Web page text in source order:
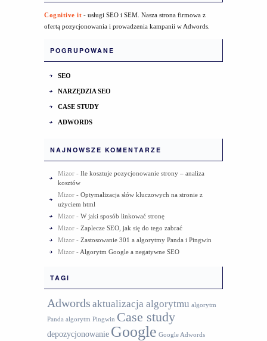
Cognitive it - usługi SEO i SEM. Nasza strona firmowa z
ofertą pozycjonowania i prowadzenia kampanii w Adwords.
POGRUPOWANE
SEO
NARZĘDZIA SEO
CASE STUDY
ADWORDS
NAJNOWSZE KOMENTARZE
Mizor - Ile kosztuje pozycjonowanie strony – analiza
kosztów
Mizor - Optymalizacja słów kluczowych na stronie z
użyciem html
Mizor - W jaki sposób linkować stronę
Mizor - Zaplecze SEO, jak się do tego zabrać
Mizor - Zastosowanie 301 a algorytmy Panda i Pingwin
Mizor - Algorytm Google a negatywne SEO
TAGI
Adwords aktualizacja algorytmu algorytm
Panda algorytm Pingwin Case study
depozycjonowanie Google Google Adwords